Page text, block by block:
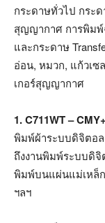
กระดาษทั่วไป กระ
สุญญากาศ การพิมพ์
และกระดาษ
อ่อน, หมวก, แก้วเซ
เกอร์สุญญากาศ
1. C711WT –
พิมพ์ผ้าระบบดิจิตอ
ถึงงานพิมพ์ระบบดิ
พิมพ์บนแผ่นแม่เหล็
ฯลฯ